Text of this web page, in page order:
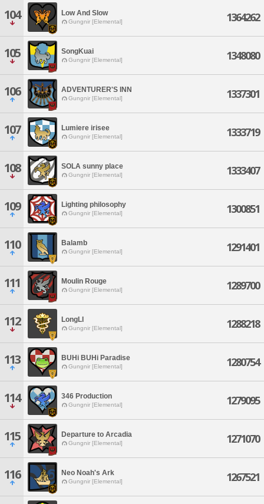
104 Low And Slow
Gungnir [Elemental] 1364262
105 SongKuai
Gungnir [Elemental] 1348080
106 ADVENTURER'S INN
Gungnir [Elemental] 1337301
107 Lumiere irisee
Gungnir [Elemental] 1333719
108 SOLA sunny place
Gungnir [Elemental] 1333407
109 Lighting philosophy
Gungnir [Elemental] 1300851
110 Balamb
Gungnir [Elemental] 1291401
111 Moulin Rouge
Gungnir [Elemental] 1289700
112 LongLI
Gungnir [Elemental] 1288218
113 BUHi BUHi Paradise
Gungnir [Elemental] 1280754
114 346 Production
Gungnir [Elemental] 1279095
115 Departure to Arcadia
Gungnir [Elemental] 1271070
116 Neo Noah's Ark
Gungnir [Elemental] 1267521